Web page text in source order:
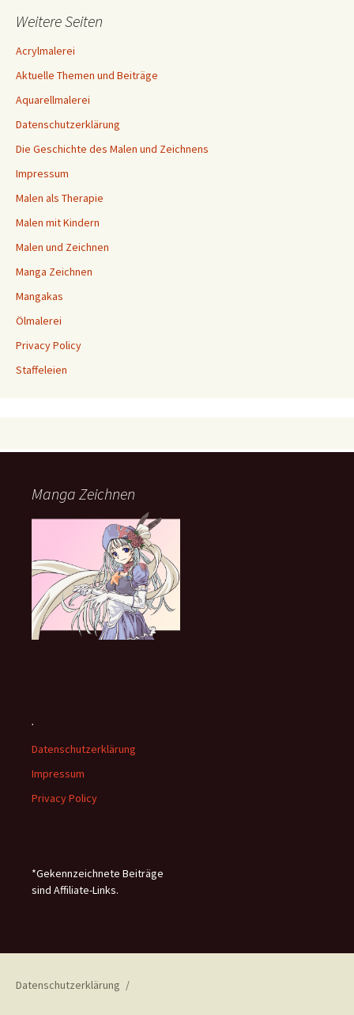
Weitere Seiten
Acrylmalerei
Aktuelle Themen und Beiträge
Aquarellmalerei
Datenschutzerklärung
Die Geschichte des Malen und Zeichnens
Impressum
Malen als Therapie
Malen mit Kindern
Malen und Zeichnen
Manga Zeichnen
Mangakas
Ölmalerei
Privacy Policy
Staffeleien
Manga Zeichnen
.
Datenschutzerklärung
Impressum
Privacy Policy
*Gekennzeichnete Beiträge
sind Affiliate-Links.
Datenschutzerklärung